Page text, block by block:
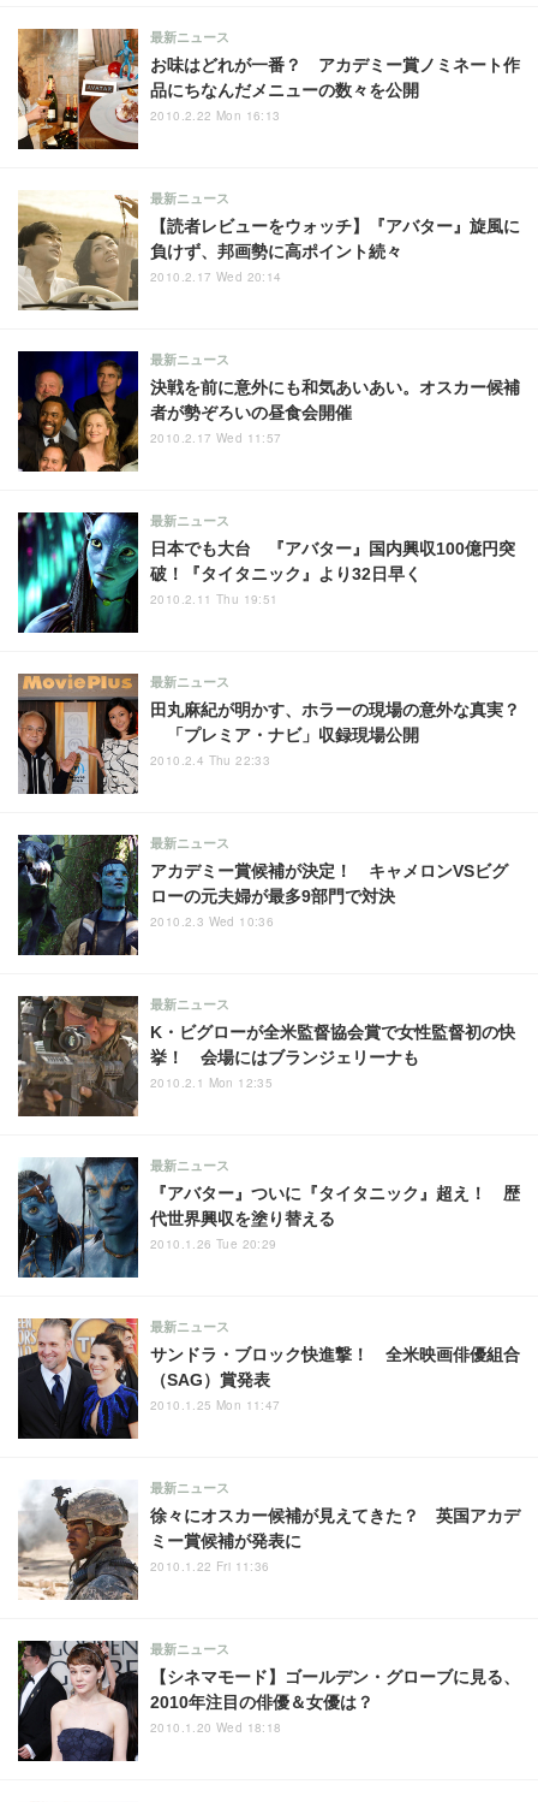
お味はどれが一番？ アカデミー賞ノミネート作
品にちなんだメニューの数々を公開
最新ニュース
2010.2.22 Mon 16:13
【読者レビューをウォッチ】『アバター』旋風に
負けず、邦画勢に高ポイント続々
最新ニュース
2010.2.17 Wed 20:14
決戦を前に意外にも和気あいあい。オスカー候補
者が勢ぞろいの昼食会開催
最新ニュース
2010.2.17 Wed 11:57
日本でも大台 『アバター』国内興収100億円突
破！『タイタニック』より32日早く
最新ニュース
2010.2.11 Thu 19:51
田丸麻紀が明かす、ホラーの現場の意外な真実？
「プレミア・ナビ」収録現場公開
最新ニュース
2010.2.4 Thu 22:33
アカデミー賞候補が決定！ キャメロンVSビグ
ローの元夫婦が最多9部門で対決
最新ニュース
2010.2.3 Wed 10:36
K・ビグローが全米監督協会賞で女性監督初の快
挙！ 会場にはブランジェリーナも
最新ニュース
2010.2.1 Mon 12:35
『アバター』ついに『タイタニック』超え！ 歴
代世界興収を塗り替える
最新ニュース
2010.1.26 Tue 20:29
サンドラ・ブロック快進撃！ 全米映画俳優組合
（SAG）賞発表
最新ニュース
2010.1.25 Mon 11:47
徐々にオスカー候補が見えてきた？ 英国アカデ
ミー賞候補が発表に
最新ニュース
2010.1.22 Fri 11:36
【シネマモード】ゴールデン・グローブに見る、
2010年注目の俳優＆女優は？
最新ニュース
2010.1.20 Wed 18:18